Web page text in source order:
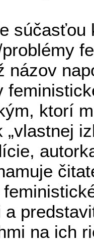
súčasťou
názov
ktorí
„vlastnej
na ich